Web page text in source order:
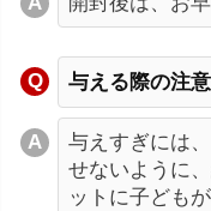
与える際の注
与えすぎには
せないように
ットに子ども